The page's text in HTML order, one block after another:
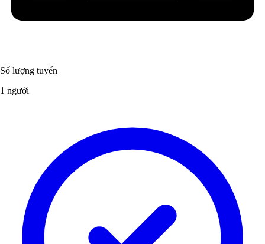
Số lượng tuyển
1 người